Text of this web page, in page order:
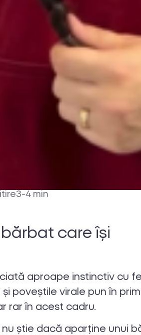
3-4 min
care își
aproape instinctiv cu
poveștile virale pun în
rar în acest cadru.
nu știe dacă aparține unui